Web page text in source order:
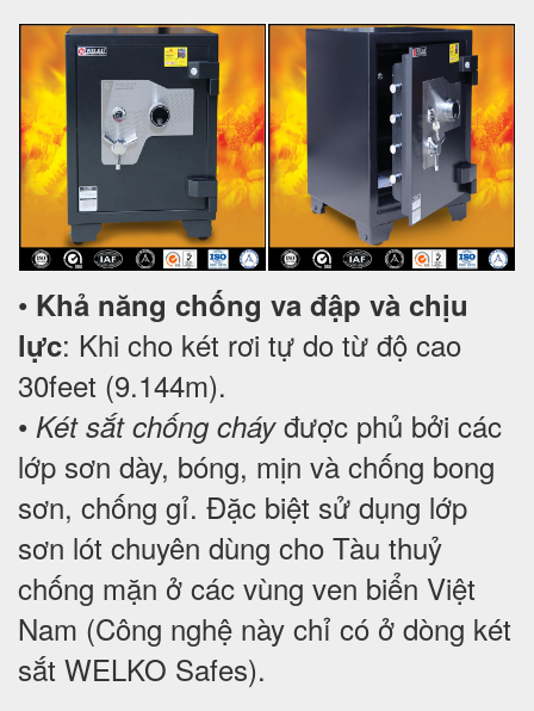
• Khả năng chống va đập và chịu
lực: Khi cho két rơi tự do từ độ cao
30feet (9.144m).
• Két sắt chống cháyđược phủ bởi các
lớp sơn dày, bóng, mịn và chống bong
sơn, chống gỉ. Đặc biệt sử dụng lớp
sơn lót chuyên dùng cho Tàu thuỷ
chống mặn ở các vùng ven biển Việt
Nam (Công nghệ này chỉ có ở dòng két
sắt WELKO Safes).